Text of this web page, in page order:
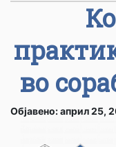
во
Објавено: април 25,